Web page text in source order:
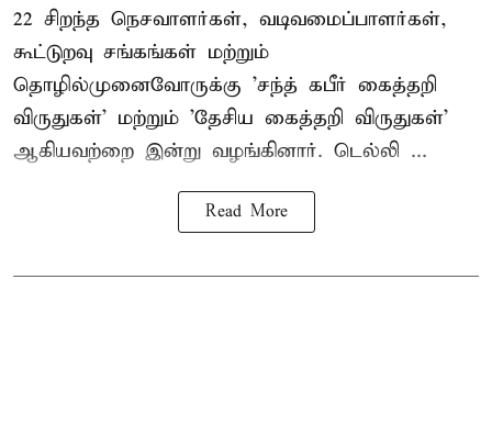
22 சிறந்த நெசவாளர்கள், வடிவமைப்பாளர்கள்,
கூட்டுறவு சங்கங்கள் மற்றும்
தொழில்முனைவோருக்கு 'சந்த் கபீர் கைத்தறி
விருதுகள்' மற்றும் 'தேசிய கைத்தறி விருதுகள்'
ஆகியவற்றை இன்று வழங்கினார். டெல்லி ...
Read More